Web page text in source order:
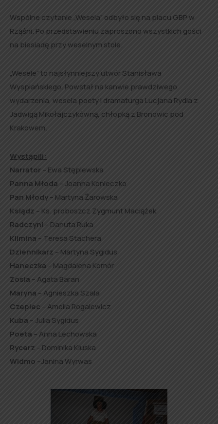
Wspólne czytanie „Wesela” odbyło się na placu GBP w
Rząśni. Po przedstawieniu zaproszono wszystkich gości
na biesiadę przy weselnym stole.
„Wesele” to najsłynniejszy utwór Stanisława
Wyspiańskiego. Powstał na kanwie prawdziwego
wydarzenia, wesela poety i dramaturga Lucjana Rydla z
Jadwigą Mikołajczykówną, chłopką z Bronowic pod
Krakowem.
Wystąpili:
Narrator– Ewa Stęplewska
Panna Młoda – Joanna Konieczko
Pan Młody– Martyna Żarowska
Ksiądz – Ks. proboszcz Zygmunt Maciążek
Radczyni – Danuta Ruka
Klimina – Teresa Stachera
Dziennikarz – Martyna Sygidus
Haneczka – Magdalena Komór
Zosia – Agata Baran
Maryna – Agnieszka Szala
Czepiec –Amelia Rogalewicz
Kuba – Julia Sygidus
Poeta – Anna Lechowska
Rycerz – Dominika Kluska
Widmo –Janina Wyrwas